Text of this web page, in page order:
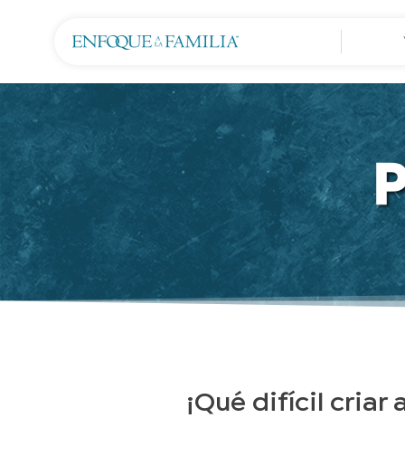
¡Qué difícil criar